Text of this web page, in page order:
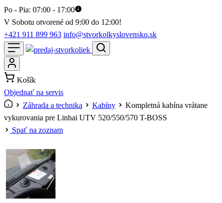
Po - Pia: 07:00 - 17:00
V Sobotu otvorené od 9:00 do 12:00!
+421 911 899 963 info@stvorkolkyslovensko.sk
Košík
Objednať na servis
Záhrada a technika
Kabíny
Kompletná kabína vrátane
vykurovania pre Linhai UTV 520/550/570 T-BOSS
Spať na zoznam